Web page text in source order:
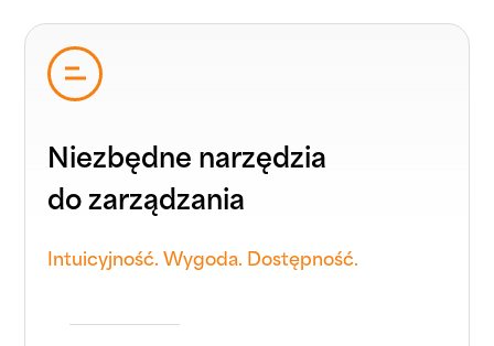
Niezbędne narzędzia
do zarządzania
Intuicyjność. Wygoda. Dostępność.